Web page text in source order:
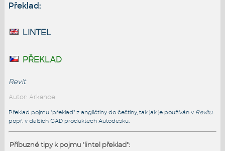
Překlad:
lintel
překlad
Revit
Autor: Arkance
Překlad pojmu "překlad" z angličtiny do češtiny, tak jak je používán v Revitu
popř. v dalších CAD produktech Autodesku.
Příbuzné tipy k pojmu "lintel překlad":